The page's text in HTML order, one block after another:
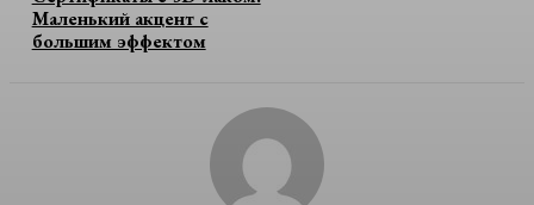
Маленький акцент с
большим эффектом